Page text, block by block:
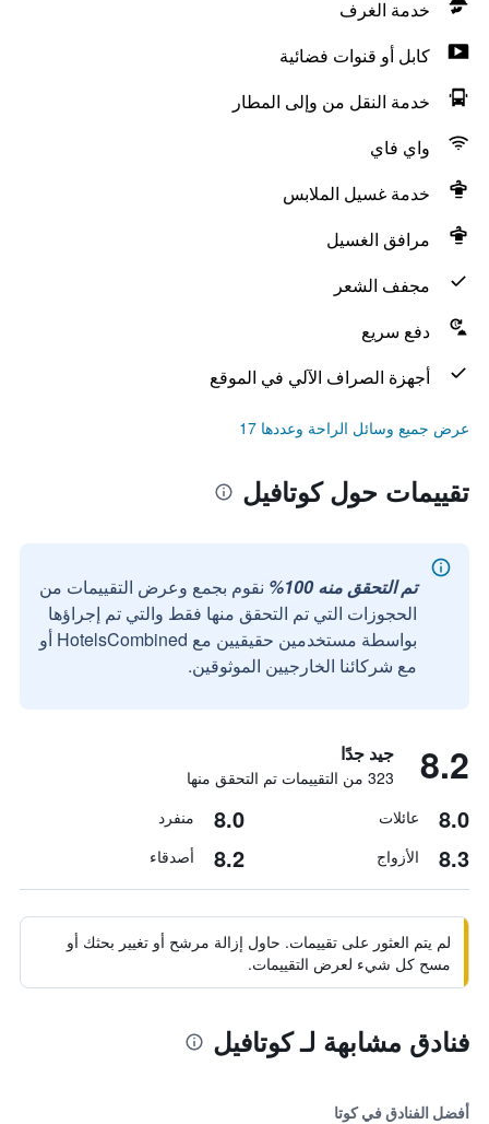
خدمة الغرف
كابل أو قنوات فضائية
خدمة النقل من وإلى المطار
واي فاي
خدمة غسيل الملابس
مرافق الغسيل
مجفف الشعر
دفع سريع
أجهزة الصراف الآلي في الموقع
عرض جميع وسائل الراحة وعددها 17
تقييمات حول كوتافيل
تم التحقق منه 100%
نقوم بجمع وعرض التقييمات من
الحجوزات التي تم التحقق منها فقط والتي تم إجراؤها
بواسطة مستخدمين حقيقيين مع HotelsCombined أو
مع شركائنا الخارجيين الموثوقين.
8.2 جيد جدًا
323 من التقييمات تم التحقق منها
8.0 عائلات 8.0 منفرد
8.3 الأزواج 8.2 أصدقاء
لم يتم العثور على تقييمات. حاول إزالة مرشح أو تغيير بحثك أو
مسح كل شيء لعرض التقييمات.
فنادق مشابهة لـ كوتافيل
أفضل الفنادق في كوتا